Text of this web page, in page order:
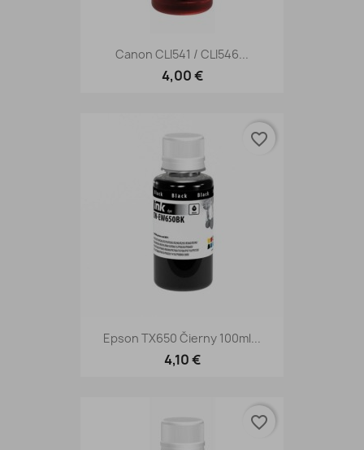
Canon CLI541 / CLI546...
4,00 €
Epson TX650 Čierny 100ml...
4,10 €
favorite_border
favorite_border